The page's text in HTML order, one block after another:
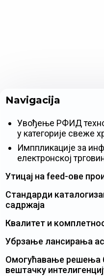
Navigacija
Увођење РФИД
у категорије свеже
Имппликације за
електронској
Утицај на feed-ове
Стандарди
садржаја
Квалитет и
Убрзање лансирања
Омогућавање решења
вештачку